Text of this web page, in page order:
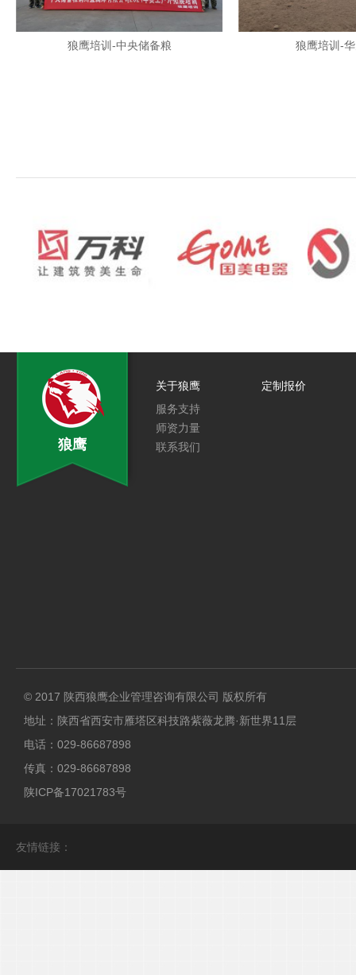
狼鹰培训-中央储备粮 狼鹰培训-
狼鹰
关于狼鹰
服务支持
师资力量
联系我们
定制报价
© 2017 陕西狼鹰企业管理咨询有限公司 版权所有
地址：陕西省西安市雁塔区科技路紫薇龙腾·新世界11层
电话：029-86687898
传真：029-86687898
陕ICP备17021783号
友情链接：